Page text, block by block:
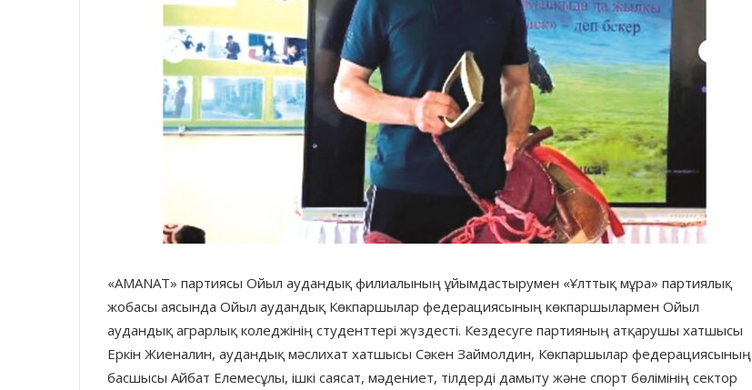
«AMANAT» партиясы Ойыл аудандық филиалының ұйымдастырумен «Ұлттық мұра» партиялық
жобасы аясында Ойыл аудандық Көкпаршылар федерациясының көкпаршылармен Ойыл
аудандық аграрлық коледжінің студенттері жүздесті. Кездесуге партияның атқарушы хатшысы
Еркін Жиеналин, аудандық мәслихат хатшысы Сәкен Займолдин, Көкпаршылар федерациясының
басшысы Айбат Елемесұлы, ішкі саясат, мәдениет, тілдерді дамыту және спорт бөлімінің сектор